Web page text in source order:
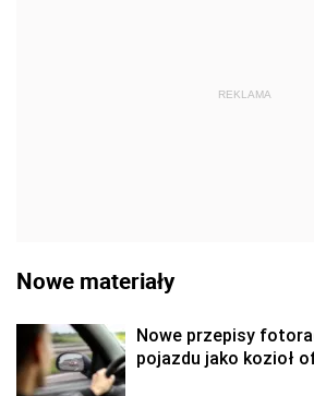
REKLAMA
Nowe materiały
Nowe przepisy
pojazdu jako kozioł